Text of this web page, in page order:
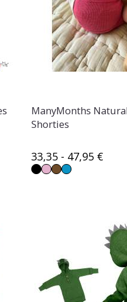
ManyMonths
Shorties
33,35 - 47,95 €